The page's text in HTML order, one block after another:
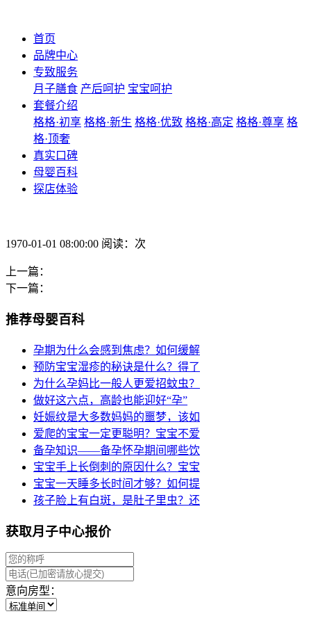
首页
品牌中心
专致服务
月子膳食 产后呵护 宝宝呵护
套餐介绍
格格·初享 格格·新生 格格·优致 格格·高定 格格·尊享 格
格·顶奢
真实口碑
母婴百科
探店体验
1970-01-01 08:00:00 阅读：次
上一篇：
下一篇：
推荐母婴百科
孕期为什么会感到焦虑？如何缓解
预防宝宝湿疹的秘诀是什么？得了
为什么孕妈比一般人更爱招蚊虫？
做好这六点，高龄也能迎好“孕”
妊娠纹是大多数妈妈的噩梦，该如
爱爬的宝宝一定更聪明？宝宝不爱
备孕知识——备孕怀孕期间哪些饮
宝宝手上长倒刺的原因什么？宝宝
宝宝一天睡多长时间才够？如何提
孩子脸上有白斑，是肚子里虫？还
获取月子中心报价
意向房型：